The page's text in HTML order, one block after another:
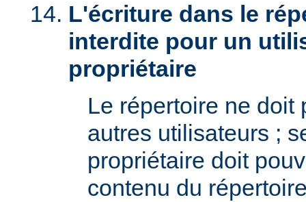
L'écriture dans le
interdite pour un
propriétaire
Le répertoire ne doit
autres utilisateurs ;
propriétaire doit
contenu du